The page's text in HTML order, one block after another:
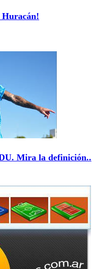
Huracán!
Mira la definición..